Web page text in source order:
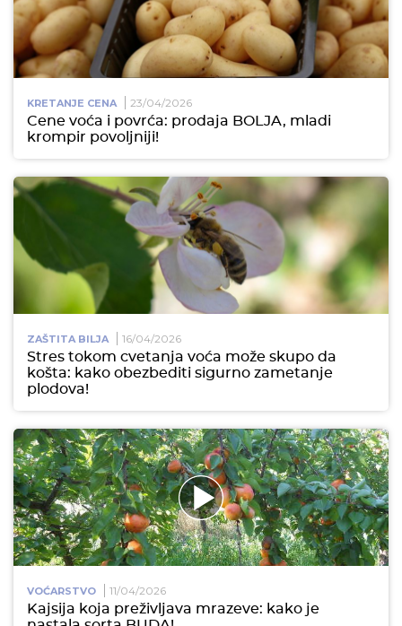
KRETANJE CENA 23/04/2026
Cene voća i povrća: prodaja BOLJA, mladi
krompir povoljniji!
ZAŠTITA BILJA 16/04/2026
Stres tokom cvetanja voća može skupo da
košta: kako obezbediti sigurno zametanje
plodova!
VOĆARSTVO 11/04/2026
Kajsija koja preživljava mrazeve: kako je